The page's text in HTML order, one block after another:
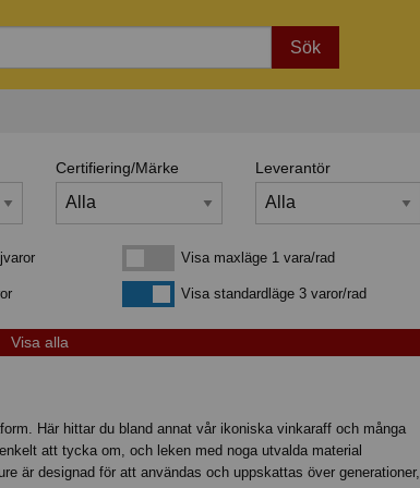
Sök
Certifiering/Märke Leverantör
Visa maxläge 1 vara/rad
Visa maxläge 1 vara/rad
Visa standardlägeVisa standardläge 3 varor/rad
Här hittar du bland annat vår ikoniska vinkaraff och många
att tycka om, och leken med noga utvalda material
är designad för att användas och uppskattas över generationer,